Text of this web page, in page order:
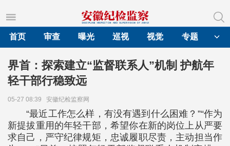
首页
审查 曝光 巡视 视觉 专题
界首：探索建立“监督联系人”机制 护航年
轻干部行稳致远
05-27 08:39 安徽纪检监察网
“最近工作怎么样，有没有遇到什么困难？”“作为
新提拔重用的年轻干部，希望你在新的岗位上从严要
求自己，严守纪律规矩，忠诚履职尽责，主动担当作